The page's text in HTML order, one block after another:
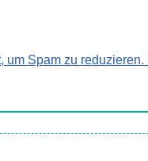
um Spam zu reduzieren.